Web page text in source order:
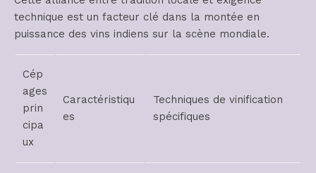
technique est un facteur clé dans la montée en
puissance des vins indiens sur la scène mondiale.
Cép
ages
prin
cipa
ux
Caractéristiqu
es
Techniques de vinification
spécifiques